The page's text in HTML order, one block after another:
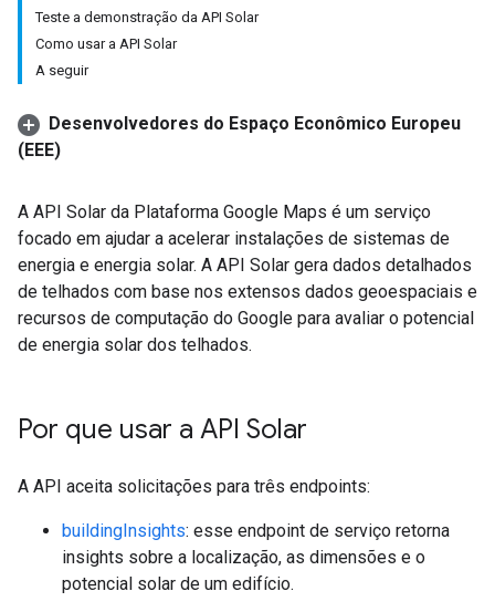
Teste a demonstração da API Solar
Como usar a API Solar
A seguir
Desenvolvedores do Espaço Econômico Europeu
(EEE)
A API Solar da Plataforma Google Maps é um serviço
focado em ajudar a acelerar instalações de sistemas de
energia e energia solar. A API Solar gera dados detalhados
de telhados com base nos extensos dados geoespaciais e
recursos de computação do Google para avaliar o potencial
de energia solar dos telhados.
Por que usar a API Solar
A API aceita solicitações para três endpoints:
buildingInsights: esse endpoint de serviço retorna
insights sobre a localização, as dimensões e o
potencial solar de um edifício.